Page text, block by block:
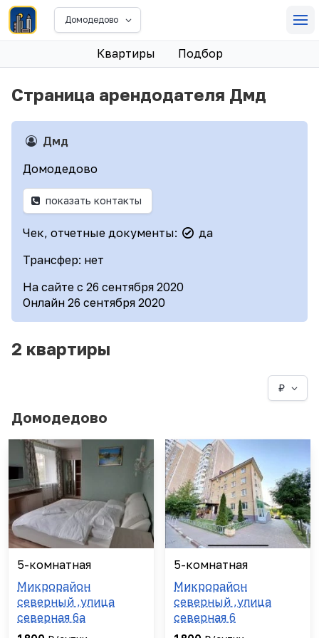
Домодедово
Квартиры Подбор
Страница арендодателя Дмд
Дмд
Домодедово
показать контакты
Чек, отчетные документы:
да
Трансфер: нет
На сайте с 26 сентября 2020
Онлайн 26 сентября 2020
2 квартиры
₽
Домодедово
5-комнатная
Микрорайон
северный ,улица
северная 6а
5-комнатная
Микрорайон
северный ,улица
северная 6